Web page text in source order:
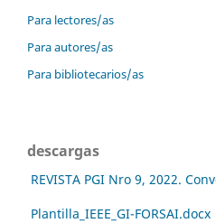
Para lectores/as
Para autores/as
Para bibliotecarios/as
descargas
REVISTA PGI Nro 9, 2022.
Plantilla_IEEE_GI-FORSAI.docx